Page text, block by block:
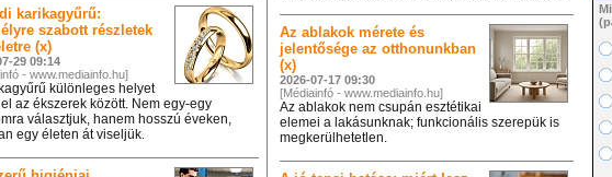
el képtárunkba! Látogasson el képtárunkba! Látogasson el képtárunkba! Látogasson el
karikagyűrű:
szabott részletek
(x)
29 09:14
- www.mediainfo.hu]
különleges helyet
az ékszerek között. Nem egy-egy
választjuk, hanem hosszú éveken,
egy életen át viseljük.
Az ablakok mérete és
jelentősége az otthonunkban
(x)
2026-07-17 09:30
[Médiainfó - www.mediainfo.hu]
Az ablakok nem csupán esztétikai
elemei a lakásunknak; funkcionális szerepük is
megkerülhetetlen.